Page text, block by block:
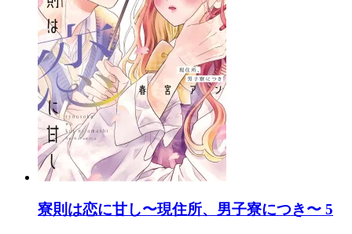
寮則は恋に甘し〜現住所、男子寮につき〜 5